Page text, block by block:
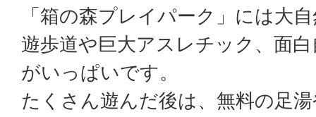
「箱の森プレイパーク」には大
遊歩道や巨大アスレチック、面
がいっぱいです。
たくさん遊んだ後は、無料の足